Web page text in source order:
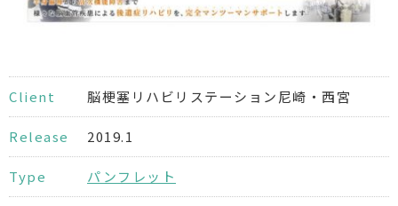
Client 脳梗塞リハビリステーション尼崎・西宮
Release 2019.1
Type パンフレット